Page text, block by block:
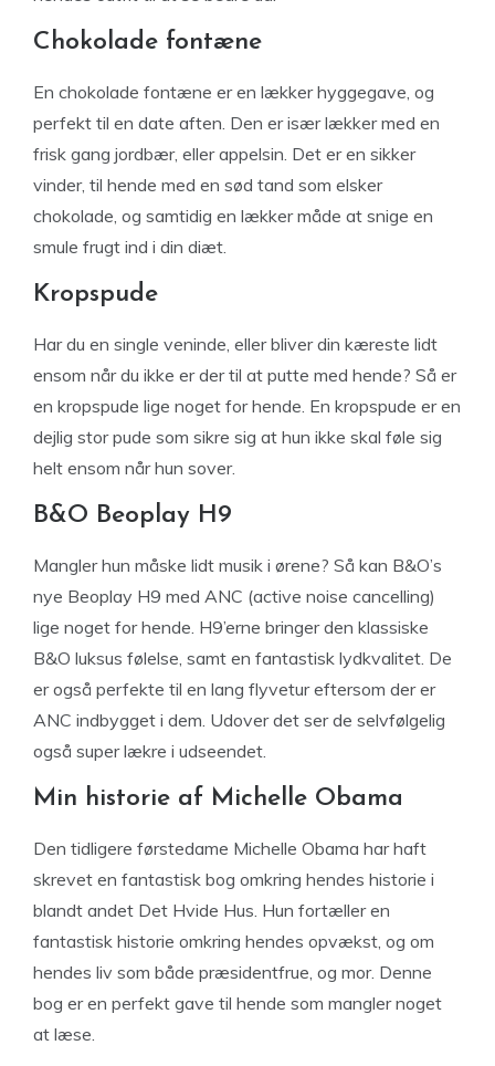
Chokolade fontæne
En chokolade fontæne er en lækker hyggegave, og
perfekt til en date aften. Den er især lækker med en
frisk gang jordbær, eller appelsin. Det er en sikker
vinder, til hende med en sød tand som elsker
chokolade, og samtidig en lækker måde at snige en
smule frugt ind i din diæt.
Kropspude
Har du en single veninde, eller bliver din kæreste lidt
ensom når du ikke er der til at putte med hende? Så er
en kropspude lige noget for hende. En kropspude er en
dejlig stor pude som sikre sig at hun ikke skal føle sig
helt ensom når hun sover.
B&O Beoplay H9
Mangler hun måske lidt musik i ørene? Så kan B&O’s
nye Beoplay H9 med ANC (active noise cancelling)
lige noget for hende. H9’erne bringer den klassiske
B&O luksus følelse, samt en fantastisk lydkvalitet. De
er også perfekte til en lang flyvetur eftersom der er
ANC indbygget i dem. Udover det ser de selvfølgelig
også super lækre i udseendet.
Min historie af Michelle Obama
Den tidligere førstedame Michelle Obama har haft
skrevet en fantastisk bog omkring hendes historie i
blandt andet Det Hvide Hus. Hun fortæller en
fantastisk historie omkring hendes opvækst, og om
hendes liv som både præsidentfrue, og mor. Denne
bog er en perfekt gave til hende som mangler noget
at læse.